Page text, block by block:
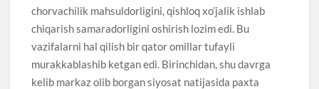
chorvachilik mahsuldorligini, qishloq xo’jalik ishlab
chiqarish samaradorligini oshirish lozim edi. Bu
vazifalarni hal qilish bir qator omillar tufayli
murakkablashib ketgan edi. Birinchidan, shu davrga
kelib markaz olib borgan siyosat natijasida paxta